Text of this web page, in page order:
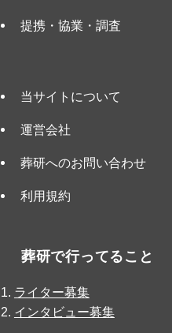
提携・協業・調査
当サイトについて
運営会社
葬研へのお問い合わせ
利用規約
葬研で行ってること
ライター募集
インタビュー募集